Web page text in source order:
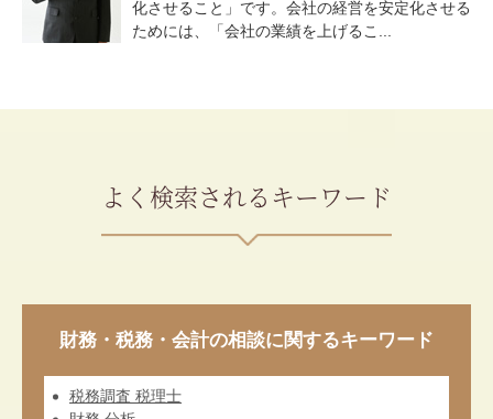
化させること」です。会社の経営を安定化させる
ためには、「会社の業績を上げるこ...
よく検索されるキーワード
財務・税務・会計の相談に関するキーワード
税務調査 税理士